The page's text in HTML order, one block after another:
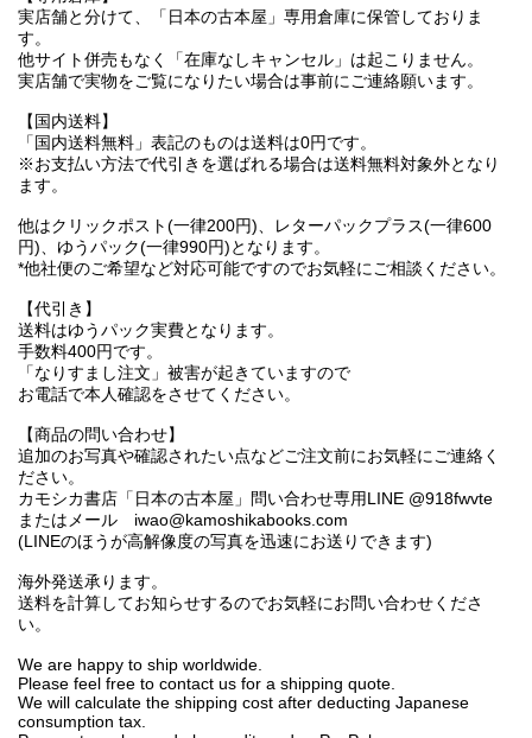
実店舗と分けて、「日本の古本屋」専用倉庫に保管しておりま
す。
他サイト併売もなく「在庫なしキャンセル」は起こりません。
実店舗で実物をご覧になりたい場合は事前にご連絡願います。
【国内送料】
「国内送料無料」表記のものは送料は0円です。
※お支払い方法で代引きを選ばれる場合は送料無料対象外となり
ます。
他はクリックポスト(一律200円)、レターパックプラス(一律600
円)、ゆうパック(一律990円)となります。
*他社便のご希望など対応可能ですのでお気軽にご相談ください。
【代引き】
送料はゆうパック実費となります。
手数料400円です。
「なりすまし注文」被害が起きていますので
お電話で本人確認をさせてください。
【商品の問い合わせ】
追加のお写真や確認されたい点などご注文前にお気軽にご連絡く
ださい。
カモシカ書店「日本の古本屋」問い合わせ専用LINE @918fwvte
またはメール iwao@kamoshikabooks.com
(LINEのほうが高解像度の写真を迅速にお送りできます)
海外発送承ります。
送料を計算してお知らせするのでお気軽にお問い合わせくださ
い。
We are happy to ship worldwide.
Please feel free to contact us for a shipping quote.
We will calculate the shipping cost after deducting Japanese
consumption tax.